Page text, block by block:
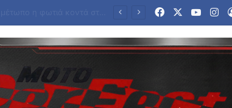
Facebook